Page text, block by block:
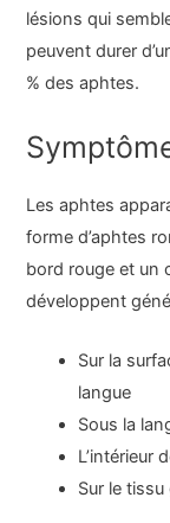
lésions qui
peuvent durer
% des aphtes.
Les aphtes
forme d’aphtes
bord rouge et un
développent
Sur la
langue
Sous la
L’intérieur
Sur le